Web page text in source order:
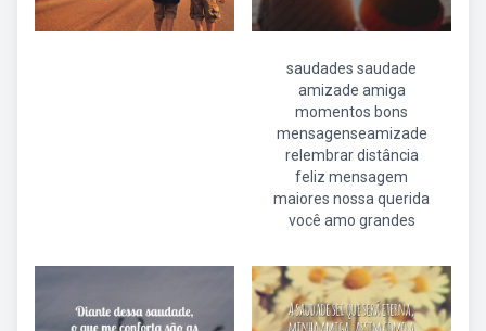
saudades saudade
amizade amiga
momentos bons
mensagenseamizade
relembrar distância
feliz mensagem
maiores nossa querida
você amo grandes